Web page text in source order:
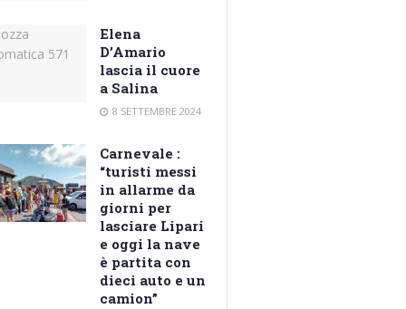
Elena
D’Amario
lascia il cuore
a Salina
8 SETTEMBRE 2024
Carnevale :
“turisti messi
in allarme da
giorni per
lasciare Lipari
e oggi la nave
è partita con
dieci auto e un
camion”